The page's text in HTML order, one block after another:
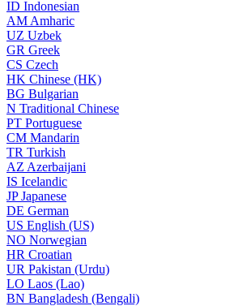
ID Indonesian
AM Amharic
UZ Uzbek
GR Greek
CS Czech
HK Chinese (HK)
BG Bulgarian
N Traditional Chinese
PT Portuguese
CM Mandarin
TR Turkish
AZ Azerbaijani
IS Icelandic
JPJapanese
DE German
US English (US)
NO Norwegian
HR Croatian
UR Pakistan (Urdu)
LO Laos (Lao)
BN Bangladesh (Bengali)